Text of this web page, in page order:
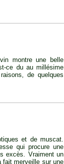
montre une belle
ce du au millésime
de quelques
et de muscat.
qui procure une
excès. Vraiment un
fait merveille sur une